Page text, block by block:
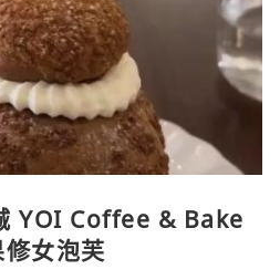
YOI Coffee & Bake
女泡芙